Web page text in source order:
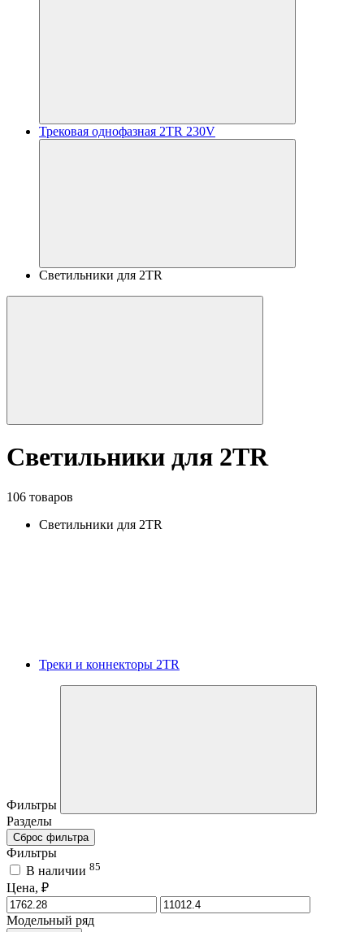
Трековая однофазная 2TR 230V
Светильники для 2TR
Светильники для 2TR
106 товаров
Светильники для 2TR
Треки и коннекторы 2TR
Фильтры
Разделы
Сброс фильтра
Фильтры
В наличии 85
Цена, ₽
Модельный ряд